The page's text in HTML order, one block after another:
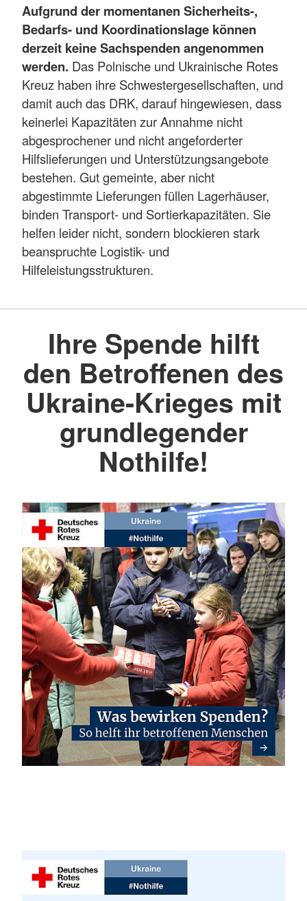
Aufgrund der momentanen Sicherheits-,
Bedarfs- und Koordinationslage können
derzeit keine Sachspenden angenommen
werden. Das Polnische und Ukrainische Rotes
Kreuz haben ihre Schwestergesellschaften, und
damit auch das DRK, darauf hingewiesen, dass
keinerlei Kapazitäten zur Annahme nicht
abgesprochener und nicht angeforderter
Hilfslieferungen und Unterstützungsangebote
bestehen. Gut gemeinte, aber nicht
abgestimmte Lieferungen füllen Lagerhäuser,
binden Transport- und Sortierkapazitäten. Sie
helfen leider nicht, sondern blockieren stark
beanspruchte Logistik- und
Hilfeleistungsstrukturen.
Ihre Spende hilft
den Betroffenen des
Ukraine-Krieges mit
grundlegender
Nothilfe!